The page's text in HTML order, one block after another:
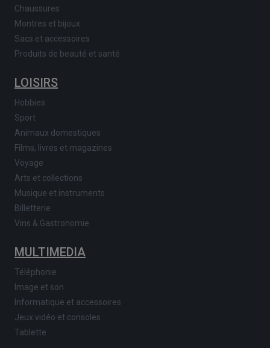
Chaussures
Montres et bijoux
Sacs et accessoires
Produits de beauté et santé
LOISIRS
Hobbies
Sport
Animaux domestiques
Films, livres et magazines
Voyage
Arts et collections
Musique et instruments
Billetterie
Vins & Gastronomie
MULTIMEDIA
Téléphonie
Image et son
Informatique et accessoires
Jeux vidéo et consoles
Tablette